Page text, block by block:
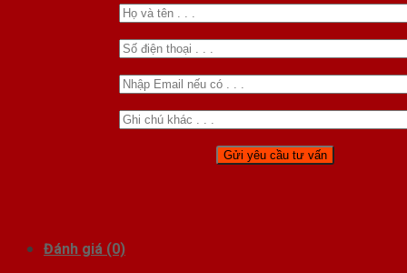
Đánh giá (0)